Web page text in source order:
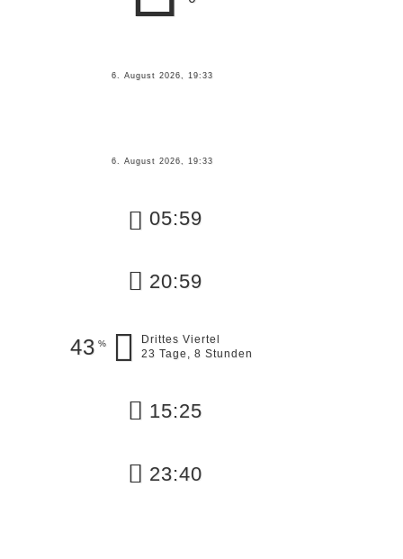
6. August 2026, 19:33
6. August 2026, 19:33
05:59
20:59
43 %
Drittes Viertel
23 Tage, 8 Stunden
15:25
23:40